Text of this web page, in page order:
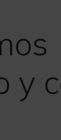
y